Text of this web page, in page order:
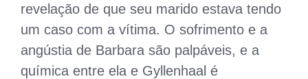
revelação de que seu marido estava tendo
um caso com a vítima. O sofrimento e a
angústia de Barbara são palpáveis, e a
química entre ela e Gyllenhaal é